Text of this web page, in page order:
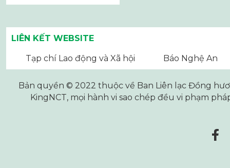
LIÊN KẾT WEBSITE
Tạp chí Lao động và Xã hội Báo Nghệ An
Bản quyền © 2022 thuộc về Ban Liên lạc Đồng
KingNCT, mọi hành vi sao chép đều vi phạm